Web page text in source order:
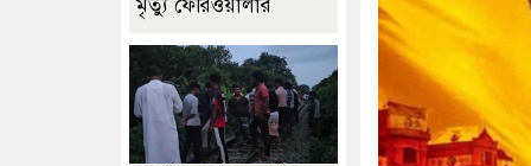
মৃত্যু ফেরিওয়ালার